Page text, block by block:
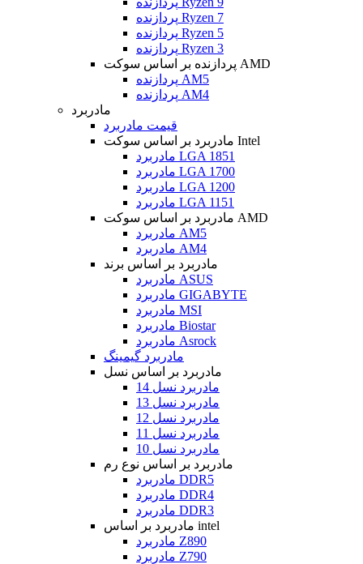
پردازنده Ryzen 7
پردازنده Ryzen 5
پردازنده Ryzen 3
پردازنده بر اساس سوکت AMD
پردازنده AM5
پردازنده AM4
مادربرد
قیمت مادربرد
مادربرد بر اساس سوکت Intel
مادربرد LGA 1851
مادربرد LGA 1700
مادربرد LGA 1200
مادربرد LGA 1151
مادربرد بر اساس سوکت AMD
مادربرد AM5
مادربرد AM4
مادربرد بر اساس برند
مادربرد ASUS
مادربرد GIGABYTE
مادربرد MSI
مادربرد Biostar
مادربرد Asrock
مادربرد گیمینگ
مادربرد بر اساس نسل
مادربرد نسل 14
مادربرد نسل 13
مادربرد نسل 12
مادربرد نسل 11
مادربرد نسل 10
مادربرد بر اساس نوع رم
مادربرد DDR5
مادربرد DDR4
مادربرد DDR3
مادربرد بر اساس intel
مادربرد Z890
مادربرد Z790